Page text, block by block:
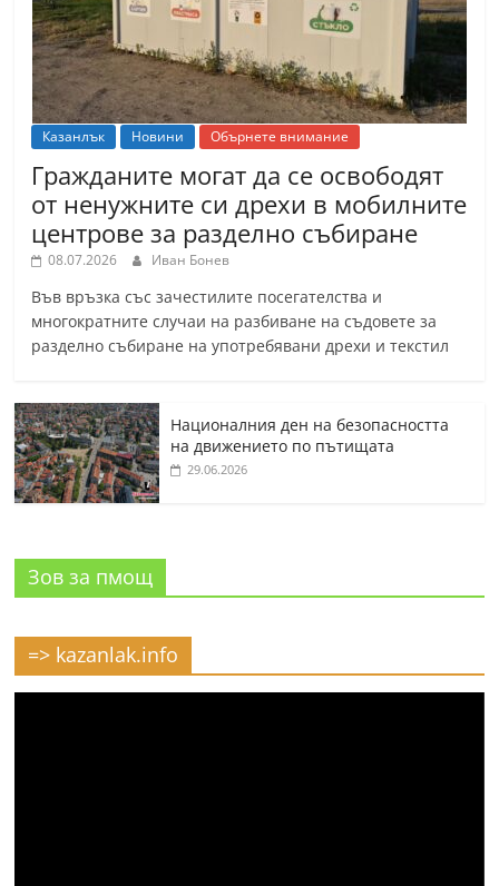
Казанлък Новини Обърнете внимание
Гражданите могат да се освободят
от ненужните си дрехи в мобилните
центрове за разделно събиране
08.07.2026 Иван Бонев
Във връзка със зачестилите посегателства и
многократните случаи на разбиване на съдовете за
разделно събиране на употребявани дрехи и текстил
Националния ден на безопасността
на движението по пътищата
29.06.2026
Зов за пмощ
=> kazanlak.info